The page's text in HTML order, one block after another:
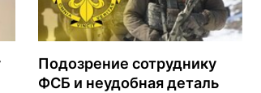
Подозрение сотруднику
ФСБ и неудобная деталь